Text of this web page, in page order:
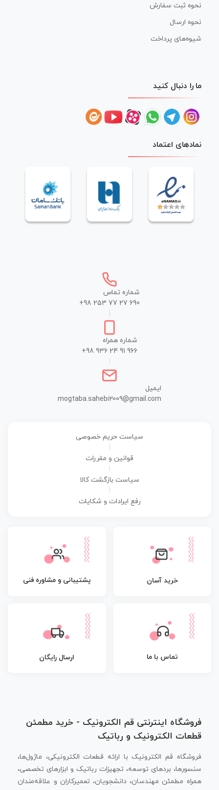
نحوه ثبت سفارش
نحوه ارسال
شیوه‌های پرداخت
ما را دنبال کنید
نمادهای اعتماد
شماره تماس
+98 253 77 27 690
شماره همراه
+98 936 24 91 966
ایمیل
mogtaba.sahebi2009@gmail.com
سیاست حریم خصوصی
قوانین و مقررات
سیاست بازگشت کالا
رفع ایرادات و شکایات
خرید آسان پشتیبانی و مشاوره فنی
تماس با ما ارسال رایگان
فروشگاه اینترنتی قم الکترونیک - خرید مطمئن
قطعات الکترونیک و رباتیک
فروشگاه قم الکترونیک با ارائه قطعات الکترونیکی، ماژول‌ها،
سنسورها، بردهای توسعه، تجهیزات رباتیک و ابزارهای تخصصی،
همراه مطمئن مهندسان، دانشجویان، تعمیرکاران و علاقه‌مندان